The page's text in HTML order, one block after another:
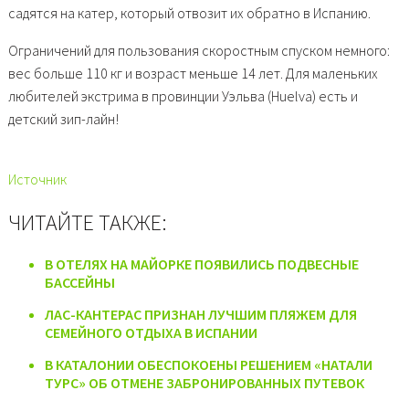
садятся на катер, который отвозит их обратно в Испанию.
Ограничений для пользования скоростным спуском немного:
вес больше 110 кг и возраст меньше 14 лет. Для маленьких
любителей экстрима в провинции Уэльва (Huelva) есть и
детский зип-лайн!
Источник
ЧИТАЙТЕ ТАКЖЕ:
В ОТЕЛЯХ НА МАЙОРКЕ ПОЯВИЛИСЬ ПОДВЕСНЫЕ
БАССЕЙНЫ
ЛАС-КАНТЕРАС ПРИЗНАН ЛУЧШИМ ПЛЯЖЕМ ДЛЯ
СЕМЕЙНОГО ОТДЫХА В ИСПАНИИ
В КАТАЛОНИИ ОБЕСПОКОЕНЫ РЕШЕНИЕМ «НАТАЛИ
ТУРС» ОБ ОТМЕНЕ ЗАБРОНИРОВАННЫХ ПУТЕВОК